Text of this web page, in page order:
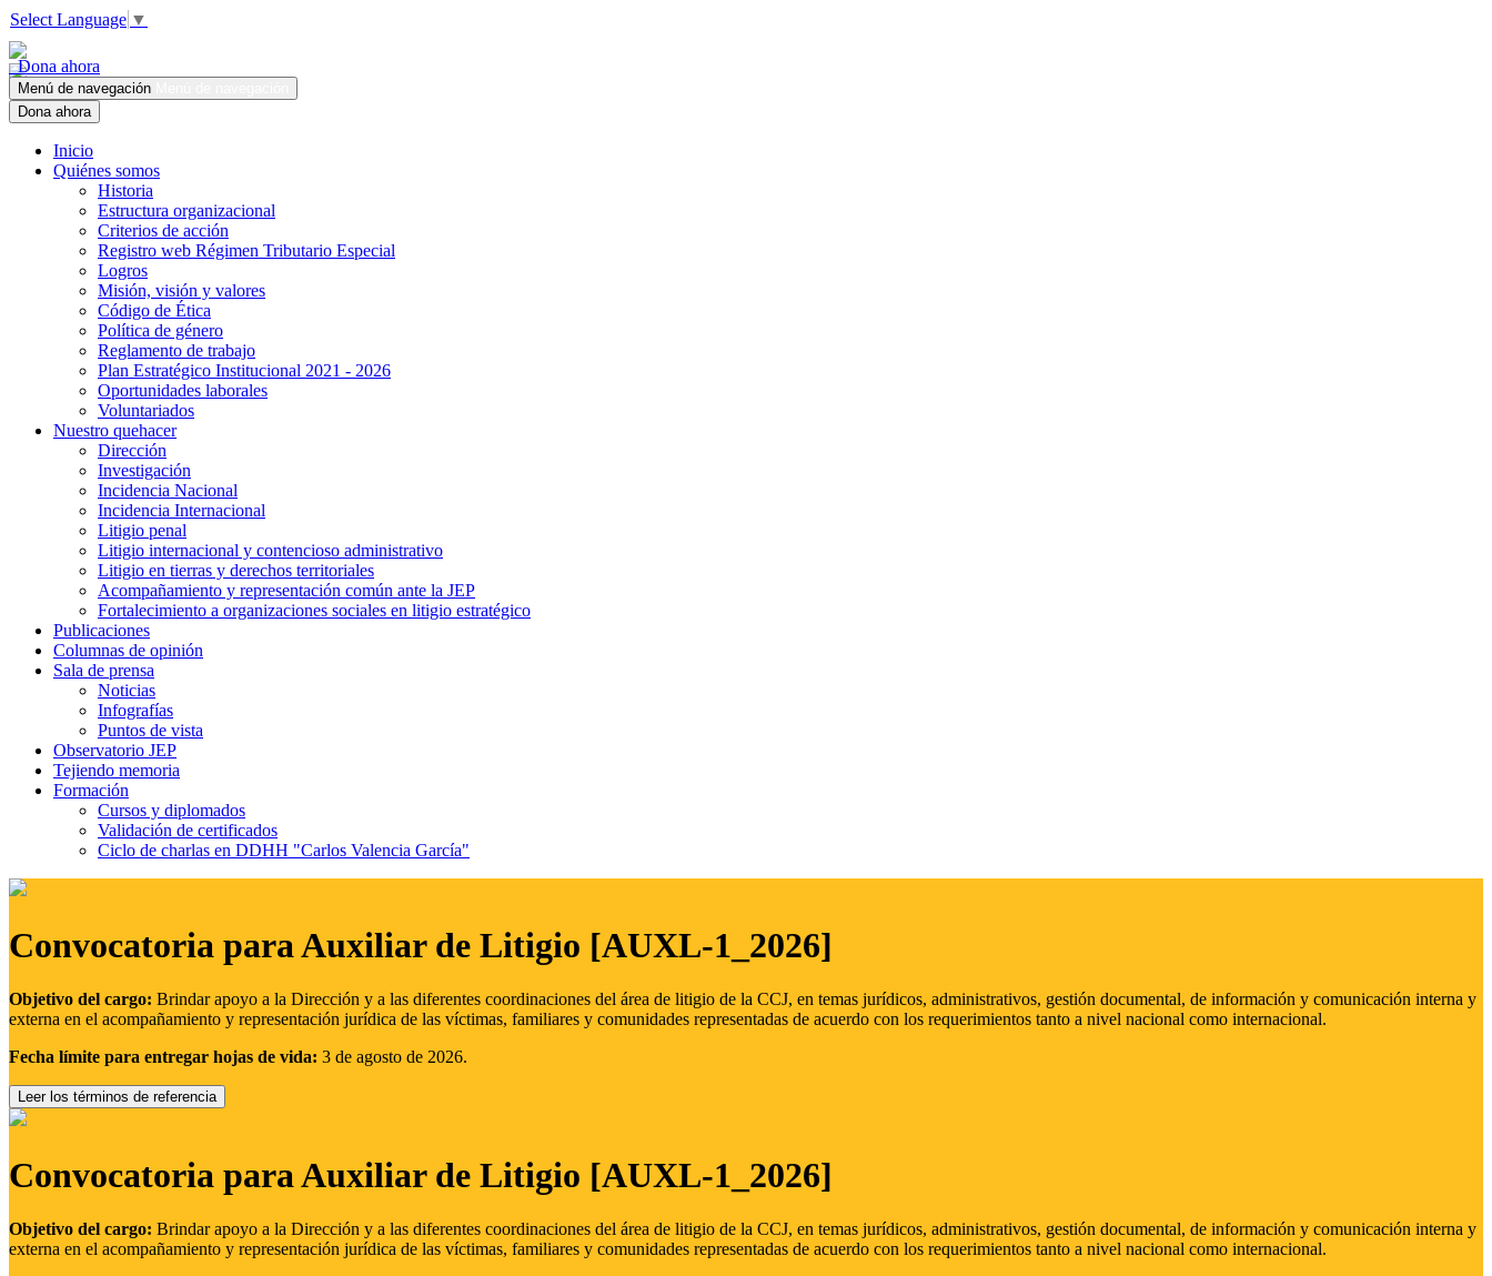
Select Language ▼
Dona ahora
Menú de navegación
Dona ahora
Inicio
Quiénes somos
Historia
Estructura organizacional
Criterios de acción
Registro web Régimen Tributario Especial
Logros
Misión, visión y valores
Código de Ética
Política de género
Reglamento de trabajo
Plan Estratégico Institucional 2021 - 2026
Oportunidades laborales
Voluntariados
Nuestro quehacer
Dirección
Investigación
Incidencia Nacional
Incidencia Internacional
Litigio penal
Litigio internacional y contencioso administrativo
Litigio en tierras y derechos territoriales
Acompañamiento y representación común ante la JEP
Fortalecimiento a organizaciones sociales en litigio estratégico
Publicaciones
Columnas de opinión
Sala de prensa
Noticias
Infografías
Puntos de vista
Observatorio JEP
Tejiendo memoria
Formación
Cursos y diplomados
Validación de certificados
Ciclo de charlas en DDHH "Carlos Valencia García"
Convocatoria para Auxiliar de Litigio [AUXL-1_2026]
Objetivo del cargo: Brindar apoyo a la Dirección y a las diferentes coordinaciones del área de litigio de la CCJ, en temas jurídicos, administrativos, gestión documental, de información y comunicación interna y
externa en el acompañamiento y representación jurídica de las víctimas, familiares y comunidades representadas de acuerdo con los requerimientos tanto a nivel nacional como internacional.
Fecha límite para entregar hojas de vida: 3 de agosto de 2026.
Leer los términos de referencia
Convocatoria para Auxiliar de Litigio [AUXL-1_2026]
Objetivo del cargo: Brindar apoyo a la Dirección y a las diferentes coordinaciones del área de litigio de la CCJ, en temas jurídicos, administrativos, gestión documental, de información y comunicación interna y
externa en el acompañamiento y representación jurídica de las víctimas, familiares y comunidades representadas de acuerdo con los requerimientos tanto a nivel nacional como internacional.